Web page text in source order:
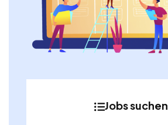
Jobs suchen